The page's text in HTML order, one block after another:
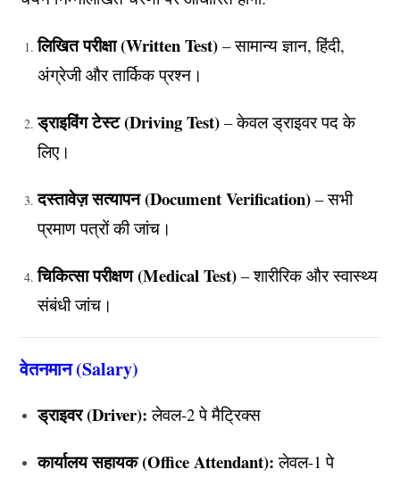
लिखित परीक्षा (Written Test) – सामान्य ज्ञान, हिंदी,
अंग्रेजी और तार्किक प्रश्न।
ड्राइविंग टेस्ट (Driving Test) – केवल ड्राइवर पद के
लिए।
दस्तावेज़ सत्यापन (Document Verification) – सभी
प्रमाण पत्रों की जांच।
चिकित्सा परीक्षण (Medical Test) – शारीरिक और स्वास्थ्य
संबंधी जांच।
वेतनमान (Salary)
ड्राइवर (Driver): लेवल-2 पे मैट्रिक्स
कार्यालय सहायक (Office Attendant): लेवल-1 पे